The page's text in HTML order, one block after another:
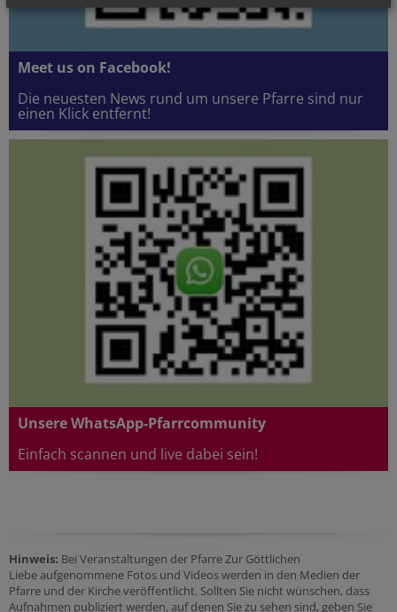
Meet us on Facebook!
Die neuesten News rund um unsere Pfarre sind nur
einen Klick entfernt!
Unsere WhatsApp-Pfarrcommunity
Einfach scannen und live dabei sein!
Hinweis: Bei Veranstaltungen der Pfarre Zur Göttlichen
Liebe aufgenommene Fotos und Videos werden in den Medien der
Pfarre und der Kirche veröffentlicht. Sollten Sie nicht wünschen, dass
Aufnahmen publiziert werden, auf denen Sie zu sehen sind, geben Sie